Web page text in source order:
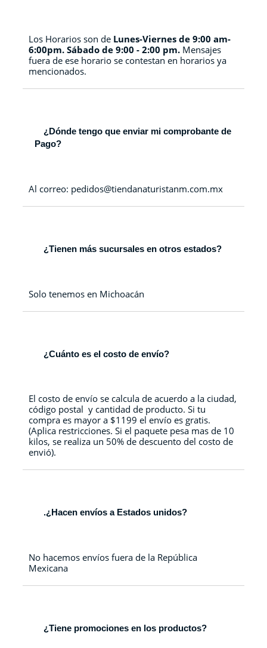
Los Horarios son de Lunes-Viernes de 9:00 am-
6:00pm. Sábado de 9:00 - 2:00 pm. Mensajes
fuera de ese horario se contestan en horarios ya
mencionados.
¿Dónde tengo que enviar mi comprobante de
Pago?
Al correo: pedidos@tiendanaturistanm.com.mx
¿Tienen más sucursales en otros estados?
Solo tenemos en Michoacán
¿Cuánto es el costo de envío?
El costo de envío se calcula de acuerdo a la ciudad,
código postal y cantidad de producto. Si tu
compra es mayor a $1199 el envío es gratis.
(Aplica restricciones. Si el paquete pesa mas de 10
kilos, se realiza un 50% de descuento del costo de
envió).
.¿Hacen envíos a Estados unidos?
No hacemos envíos fuera de la República
Mexicana
¿Tiene promociones en los productos?